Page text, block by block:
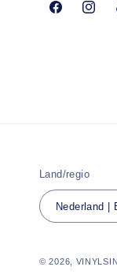
Facebook
Land/regio
© 2026,